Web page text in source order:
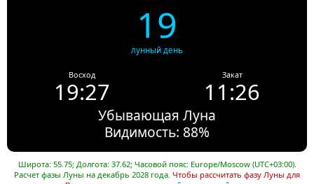
19
лунный день
Восход
19:27
Закат
11:26
Убывающая Луна
Видимость: 88%
Широта: 55.75; Долгота: 37.62; Часовой пояс: Europe/Moscow (UTC+03:00).
Расчет фазы Луны на декабрь 2028 года. Чтобы рассчитать фазу Луны для